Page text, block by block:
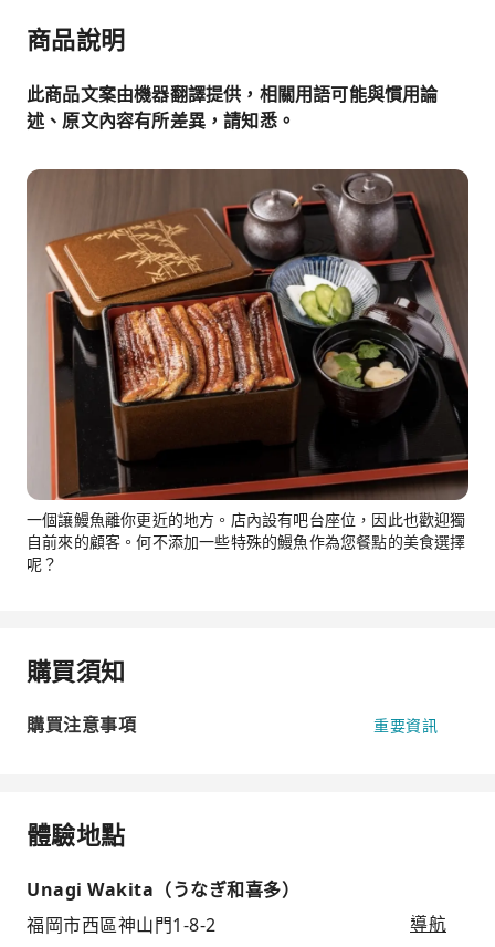
商品說明
此商品文案由機器翻譯提供，相關用語可能與慣用論
述、原文內容有所差異，請知悉。
一個讓鰻魚離你更近的地方。店內設有吧台座位，因此也歡迎獨
自前來的顧客。何不添加一些特殊的鰻魚作為您餐點的美食選擇
呢？
購買須知
購買注意事項 重要資訊
體驗地點
Unagi Wakita（うなぎ和喜多）
福岡市西區神山門1-8-2
導航